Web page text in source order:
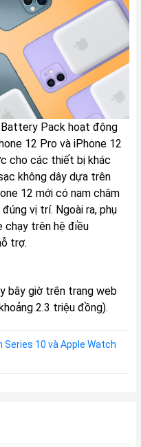
Pack hoạt động
12 Pro‌ và ‌iPhone 12
cho các thiết bị khác
không dây dựa trên
12‌ mới có nam châm
vị trí. Ngoài ra, phụ
chạy trên hệ điều
trợ.
bây giờ trên trang web
2.3 triệu đồng).
Series 10 và Apple Watch